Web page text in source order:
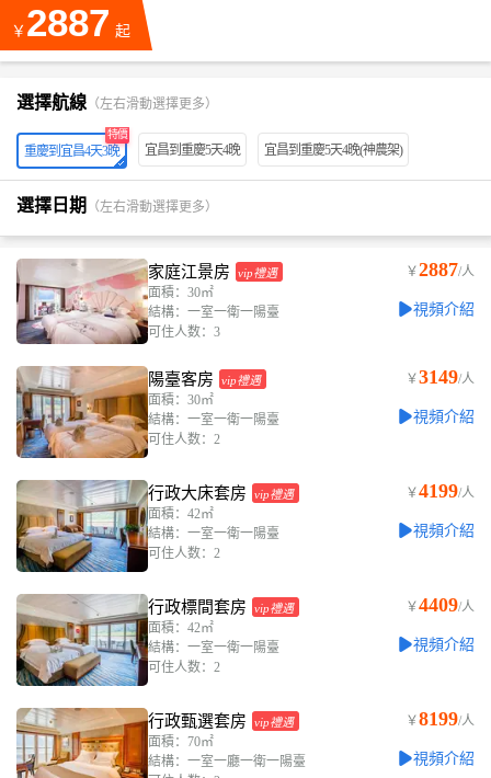
￥ 2887 起
選擇航線 （左右滑動選擇更多）
重慶到宜昌4天3晚
特價
宜昌到重慶5天4晚 宜昌到重慶5天4晚(神農架)
選擇日期 （左右滑動選擇更多）
家庭江景房 vip禮遇
面積：30㎡
結構：一室一衛一陽臺
可住人数：3
￥2887/人
視頻介紹
陽臺客房 vip禮遇
面積：30㎡
結構：一室一衛一陽臺
可住人数：2
￥3149/人
視頻介紹
行政大床套房 vip禮遇
面積：42㎡
結構：一室一衛一陽臺
可住人数：2
￥4199/人
視頻介紹
行政標間套房 vip禮遇
面積：42㎡
結構：一室一衛一陽臺
可住人数：2
￥4409/人
視頻介紹
行政甄選套房 vip禮遇
面積：70㎡
結構：一室一廳一衛一陽臺
￥8199/人
視頻介紹